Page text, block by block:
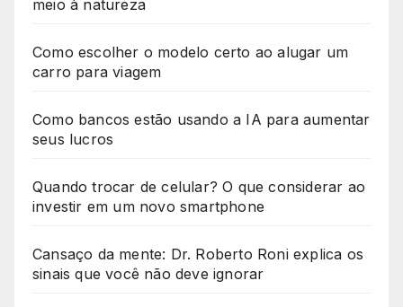
meio à natureza
Como escolher o modelo certo ao alugar um
carro para viagem
Como bancos estão usando a IA para aumentar
seus lucros
Quando trocar de celular? O que considerar ao
investir em um novo smartphone
Cansaço da mente: Dr. Roberto Roni explica os
sinais que você não deve ignorar